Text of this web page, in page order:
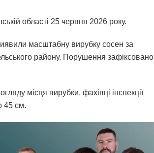
області 25 червня 2026 року.
масштабну вирубку сосен за
району. Порушення зафіксовано
місця вирубки, фахівці інспекції
45 см.